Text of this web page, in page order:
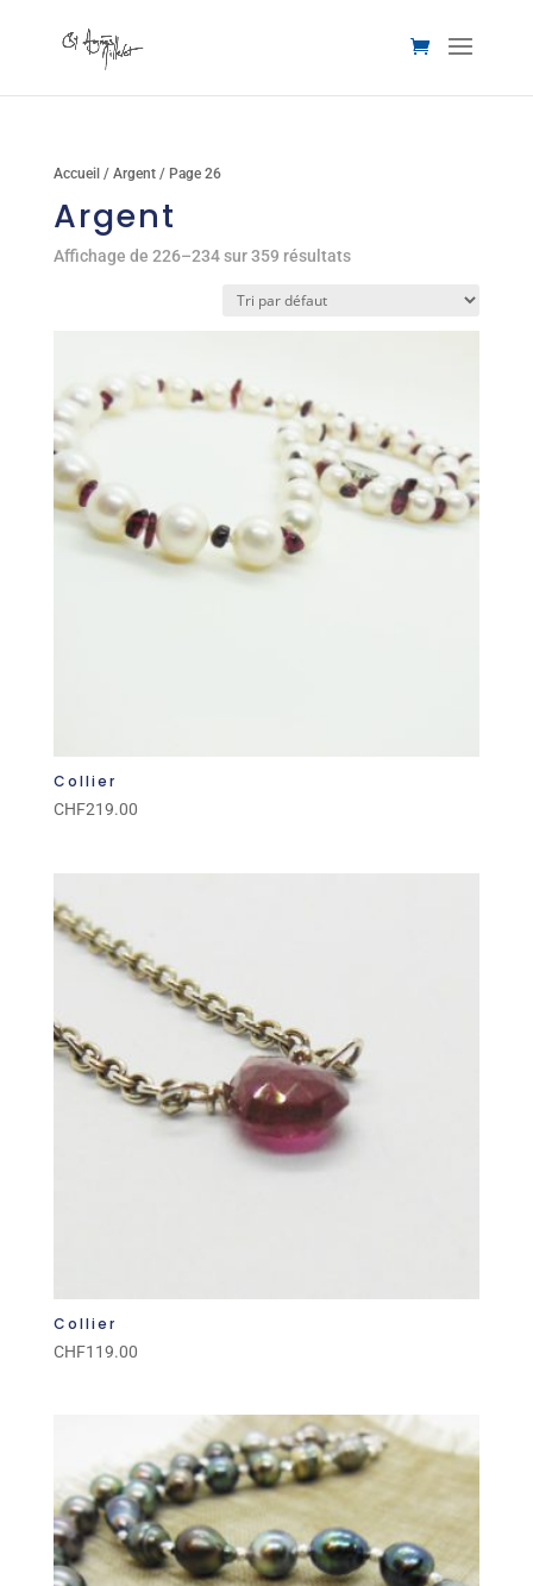
Accueil / Argent/ Page 26
Argent
Affichage de 226–234 sur 359 résultats
Collier
CHF219.00
Collier
CHF119.00